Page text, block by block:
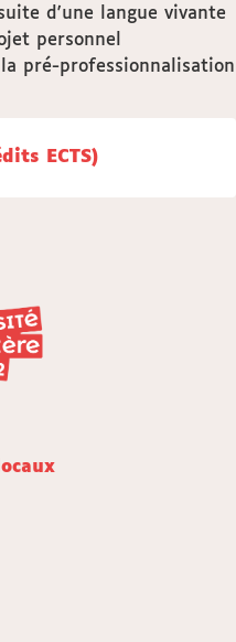
d'une langue vivante
personnel
pré-professionnalisation
(30 Crédits ECTS)